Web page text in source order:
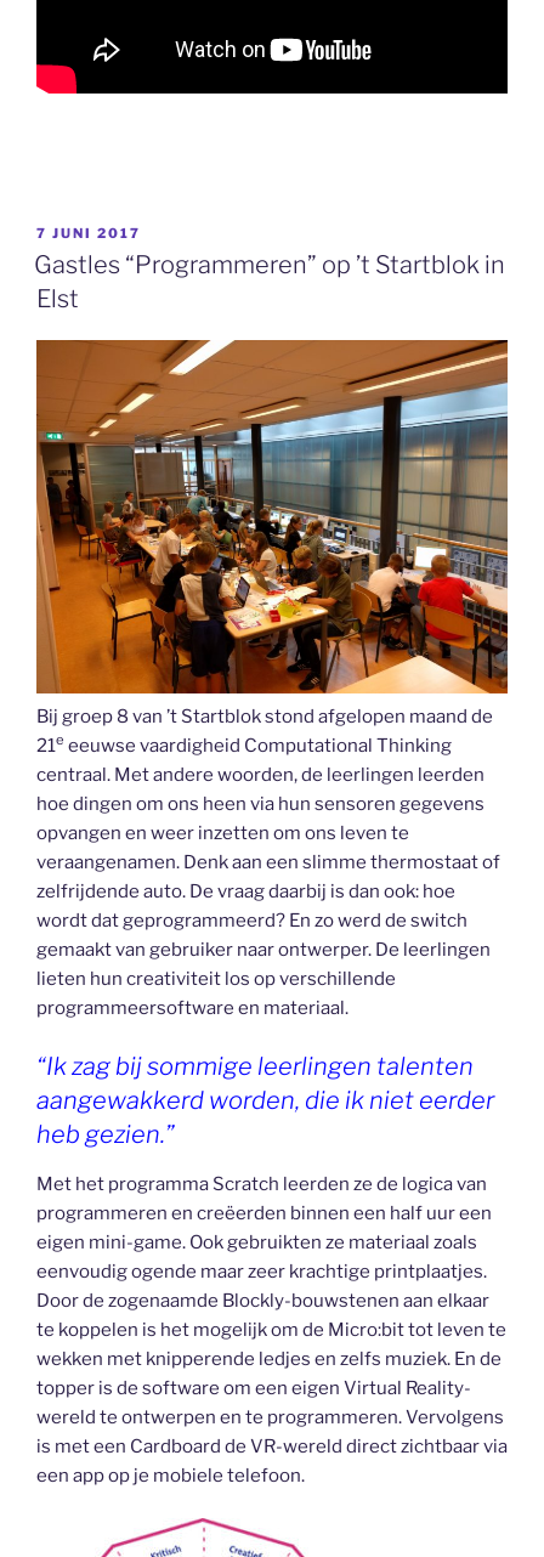
GEPLAATST
OP
7 JUNI 2017
Gastles “Programmeren” op ’t Startblok in
Elst
Bij groep 8 van ’t Startblok stond afgelopen maand de
21e eeuwse vaardigheid Computational Thinking
centraal. Met andere woorden, de leerlingen leerden
hoe dingen om ons heen via hun sensoren gegevens
opvangen en weer inzetten om ons leven te
veraangenamen. Denk aan een slimme thermostaat of
zelfrijdende auto. De vraag daarbij is dan ook: hoe
wordt dat geprogrammeerd? En zo werd de switch
gemaakt van gebruiker naar ontwerper. De leerlingen
lieten hun creativiteit los op verschillende
programmeersoftware en materiaal.
“Ik zag bij sommige leerlingen talenten
aangewakkerd worden, die ik niet eerder
heb gezien.”
Met het programma Scratch leerden ze de logica van
programmeren en creëerden binnen een half uur een
eigen mini-game. Ook gebruikten ze materiaal zoals
eenvoudig ogende maar zeer krachtige printplaatjes.
Door de zogenaamde Blockly-bouwstenen aan elkaar
te koppelen is het mogelijk om de Micro:bit tot leven te
wekken met knipperende ledjes en zelfs muziek. En de
topper is de software om een eigen Virtual Reality-
wereld te ontwerpen en te programmeren. Vervolgens
is met een Cardboard de VR-wereld direct zichtbaar via
een app op je mobiele telefoon.